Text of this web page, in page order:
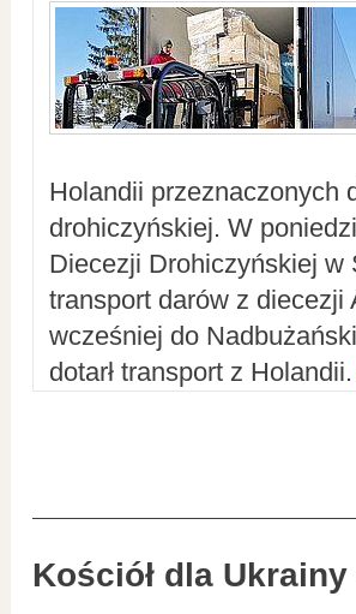
Holandii przeznaczonych
drohiczyńskiej. W
Diecezji Drohiczyńskiej w
transport darów z diecezji
wcześniej do
dotarł transport z Holandii.
Kościół dla